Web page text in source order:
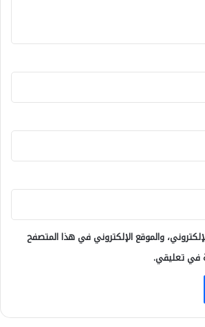
والموقع الإلكتروني في هذا المتصفح
في تعليقي.